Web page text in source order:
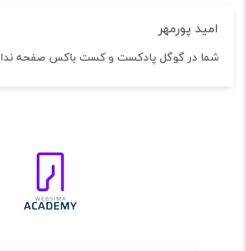
پورمهر
در گوگل پادکست و کست باکس صفحه ندارید!؟!؟!